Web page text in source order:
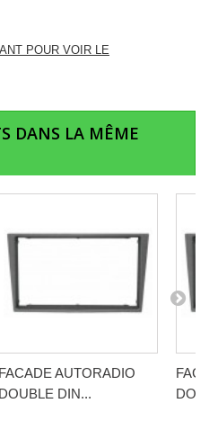
POUR VOIR LE
DANS LA MÊME
FACADE AUTORADIO
DOUBLE DIN...